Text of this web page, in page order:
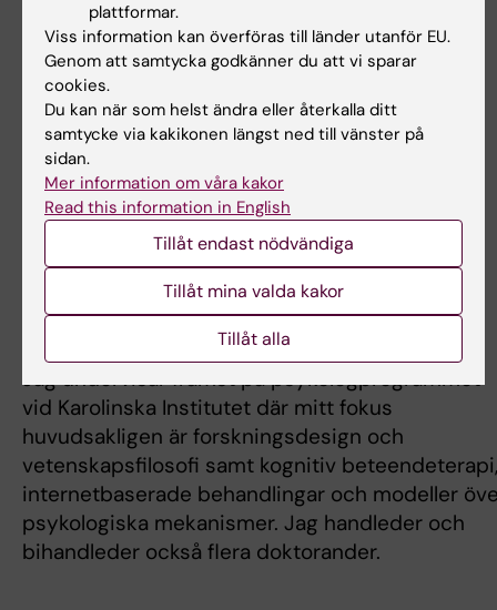
​Internetbaserad Kognitiv Beteendeterapi (IKBT)
för...
* Depression under graviditeten
* Insomni
* Komorbid insomni och depression
* Prokrastinering
och
* Automatiska prediktionssystem för
behandlingsutfall inom IKBT
Undervisning
Jag undervisar främst på psykologprogrammet
vid Karolinska Institutet där mitt fokus
huvudsakligen är forskningsdesign och
vetenskapsfilosofi samt kognitiv beteendeterapi,
internetbaserade behandlingar och modeller
psykologiska mekanismer. Jag handleder och
bihandleder också flera doktorander.
plattformar.
Viss information kan överföras till länder utanför EU.
Genom att samtycka godkänner du att vi sparar
cookies.
Du kan när som helst ändra eller återkalla ditt
samtycke via kakikonen längst ned till vänster på
sidan.
Mer information om våra kakor
Read this information in English
Tillåt endast nödvändiga
Tillåt mina valda kakor
Tillåt alla